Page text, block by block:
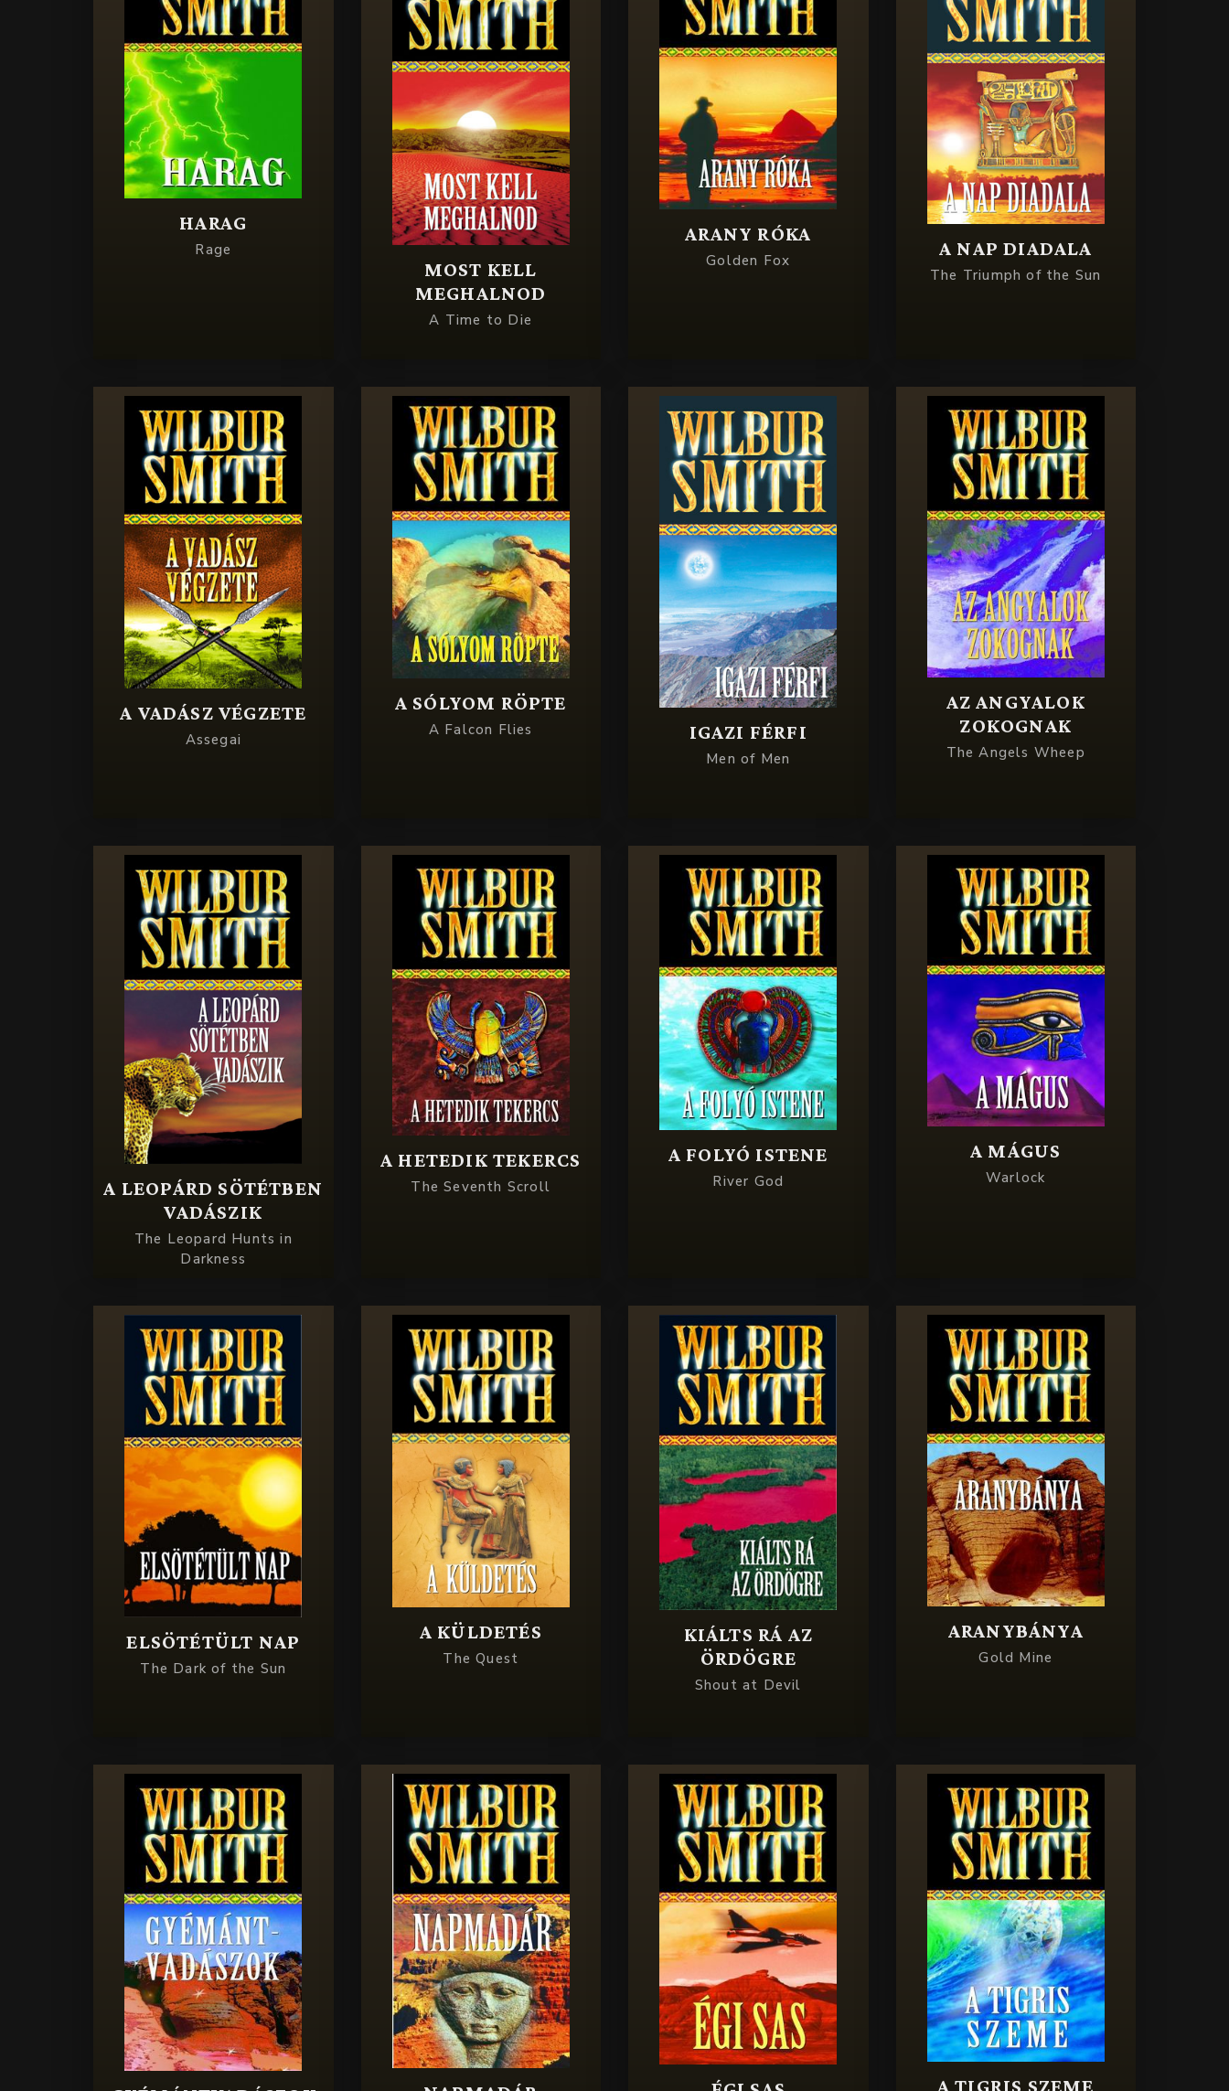
HARAG
Rage
MOST KELL
MEGHALNOD
A Time to Die
ARANY RÓKA
Golden Fox
A NAP DIADALA
The Triumph of the Sun
A VADÁSZ VÉGZETE
Assegai
A SÓLYOM RÖPTE
A Falcon Flies IGAZI FÉRFI
Men of Men
AZ ANGYALOK
ZOKOGNAK
The Angels Wheep
A LEOPÁRD SÖTÉTBEN
VADÁSZIK
The Leopard Hunts in
Darkness
A HETEDIK TEKERCS
The Seventh Scroll
A FOLYÓ ISTENE
River God
A MÁGUS
Warlock
ELSÖTÉTÜLT NAP
The Dark of the Sun
A KÜLDETÉS
The Quest
KIÁLTS RÁ AZ
ÖRDÖGRE
Shout at Devil
ARANYBÁNYA
Gold Mine
A TIGRIS SZEME